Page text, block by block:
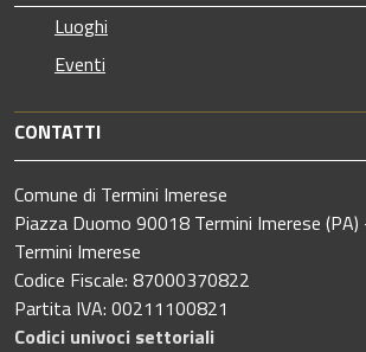
Luoghi
Eventi
CONTATTI
Comune di Termini Imerese
Piazza Duomo 90018 Termini Imerese
Termini Imerese
Codice Fiscale: 87000370822
Partita IVA: 00211100821
Codici univoci settoriali